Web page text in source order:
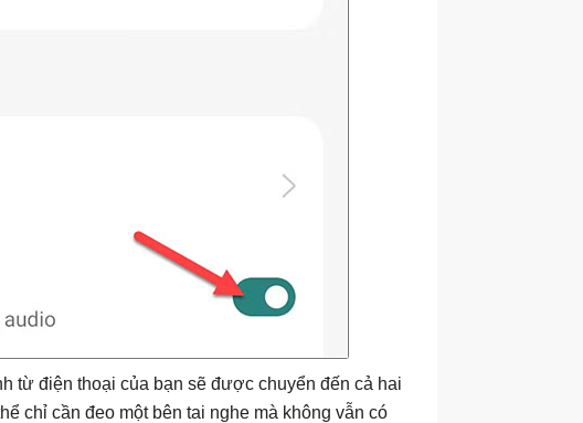
từ điện thoại của bạn sẽ được chuyển đến cả hai
chỉ cần đeo một bên tai nghe mà không vẫn có